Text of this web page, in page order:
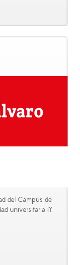
del Campus de
universitaria ¡Y